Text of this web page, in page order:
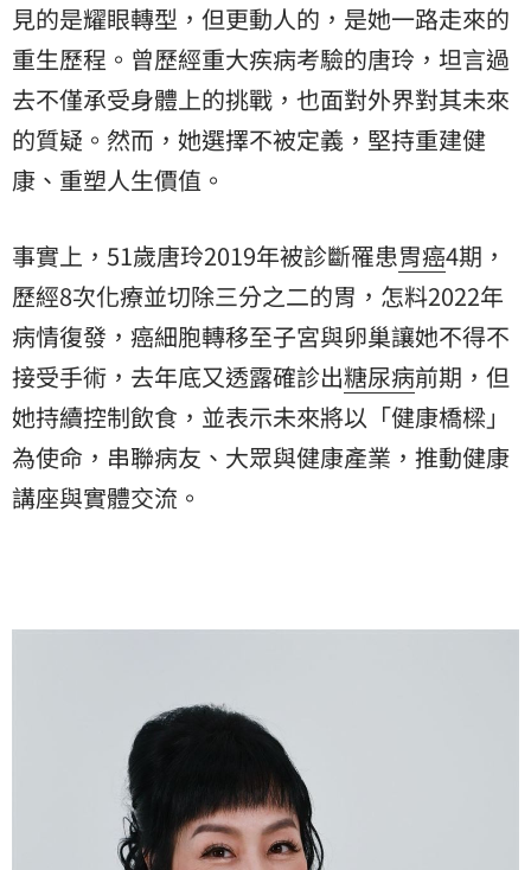
見的是耀眼轉型，但更動人的，是她一路走來的
重生歷程。曾歷經重大疾病考驗的唐玲，坦言過
去不僅承受身體上的挑戰，也面對外界對其未來
的質疑。然而，她選擇不被定義，堅持重建健
康、重塑人生價值。
事實上，51歲唐玲2019年被診斷罹患胃癌4期，
歷經8次化療並切除三分之二的胃，怎料2022年
病情復發，癌細胞轉移至子宮與卵巢讓她不得不
接受手術，去年底又透露確診出糖尿病前期，但
她持續控制飲食，並表示未來將以「健康橋樑」
為使命，串聯病友、大眾與健康產業，推動健康
講座與實體交流。